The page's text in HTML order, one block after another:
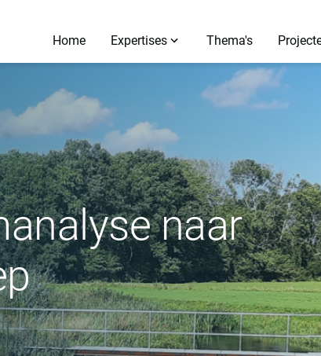
Home Expertises Thema's
naar